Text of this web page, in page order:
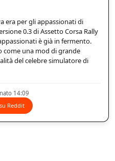
era per gli appassionati di
0.3 di Assetto Corsa Rally
è già in fermento.
una mod di grande
del celebre simulatore di
14:09
Reddit